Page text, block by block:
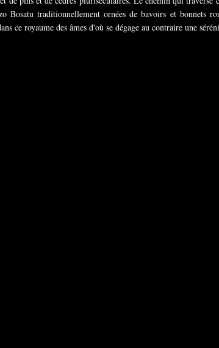
Bosatu traditionnellement ornées de bavoirs et bonnets
ce royaume des âmes d'où se dégage au contraire une